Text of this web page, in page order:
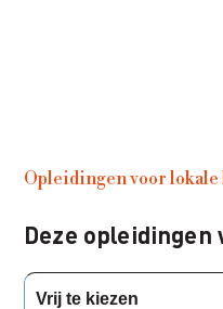
Opleidingen voor lokale
Deze
Vrij te kiezen